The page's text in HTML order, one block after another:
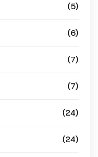
(5)
(6)
(7)
(7)
(24)
(24)